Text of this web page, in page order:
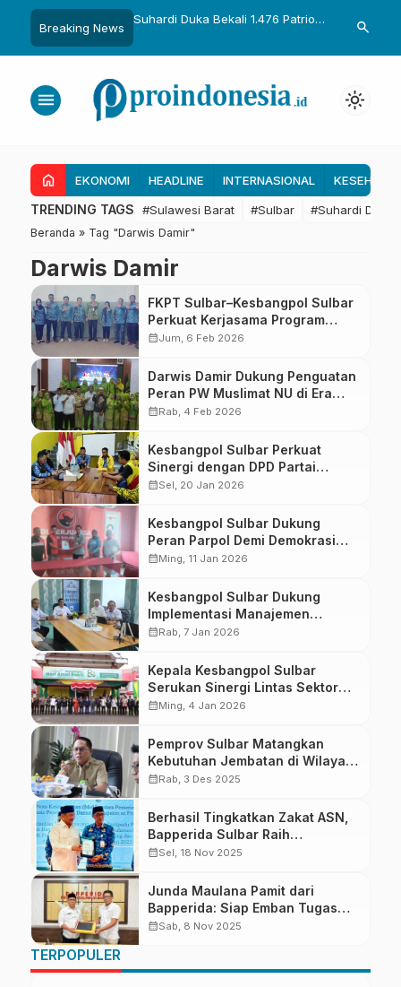
Breaking News
Gelar Sulo
Suhardi Duka Bekali 1.476 Patriot
Dasar Kebijakan Transmigrasi
Gubernur
untuk
search
menu light_mode
home EKONOMI HEADLINE INTERNASIONAL
TRENDING TAGS #Sulawesi Barat #Sulbar #Suhardi Duka
Beranda » Tag "Darwis Damir"
Darwis Damir
FKPT Sulbar–Kesbangpol Sulbar
Perkuat Kerjasama Program
Peningkatan Kewaspadaan
calendar_monthJum, 6 Feb 2026
Darwis Damir Dukung Penguatan
Peran PW Muslimat NU di Era
Modern
calendar_monthRab, 4 Feb 2026
Kesbangpol Sulbar Perkuat
Sinergi dengan DPD Partai
Golkar
calendar_monthSel, 20 Jan 2026
Kesbangpol Sulbar Dukung
Peran Parpol Demi Demokrasi
Berkualitas
calendar_monthMing, 11 Jan 2026
Kesbangpol Sulbar Dukung
Implementasi Manajemen
Talenta ASN Melalui Validasi
calendar_monthRab, 7 Jan 2026
Kepala Kesbangpol Sulbar
Serukan Sinergi Lintas Sektor
Demi Rawat Kerukunan Umat
calendar_monthMing, 4 Jan 2026
Pemprov Sulbar Matangkan
Kebutuhan Jembatan di Wilayah
Terpencil
calendar_monthRab, 3 Des 2025
Berhasil Tingkatkan Zakat ASN,
Bapperida Sulbar Raih
Pengakuan dari BAZNAS
calendar_monthSel, 18 Nov 2025
Junda Maulana Pamit dari
Bapperida: Siap Emban Tugas
Baru sebagai Sekprov Sulbar
calendar_monthSab, 8 Nov 2025
TERPOPULER